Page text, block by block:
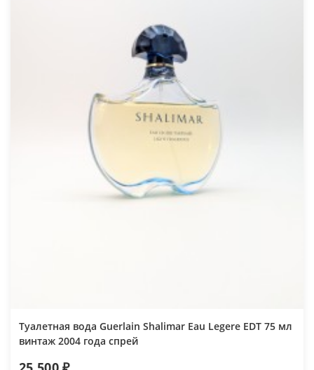
Туалетная вода Guerlain Shalimar Eau Legere EDT 75 мл
винтаж 2004 года спрей